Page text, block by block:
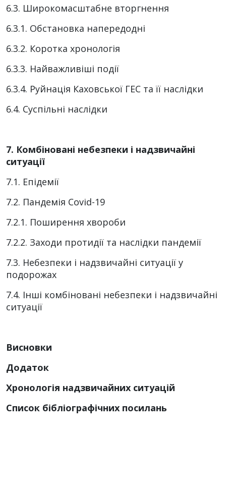
6.3. Широкомасштабне вторгнення
6.3.1. Обстановка напередодні
6.3.2. Коротка хронологія
6.3.3. Найважливіші події
6.3.4. Руйнація Каховської ГЕС та її наслідки
6.4. Суспільні наслідки
7. Комбіновані небезпеки і надзвичайні
ситуації
7.1. Епідемії
7.2. Пандемія Covid-19
7.2.1. Поширення хвороби
7.2.2. Заходи протидії та наслідки пандемії
7.3. Небезпеки і надзвичайні ситуації у
подорожах
7.4. Інші комбіновані небезпеки і надзвичайні
ситуації
Висновки
Додаток
Хронологія надзвичайних ситуацій
Список бібліографічних посилань